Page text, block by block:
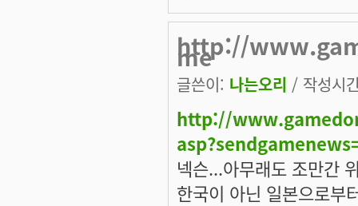
http://
me
글쓴이: 나는오리 / 작성시
http://
넥슨...아무래도 조만간
한국이 아닌 일본으로부